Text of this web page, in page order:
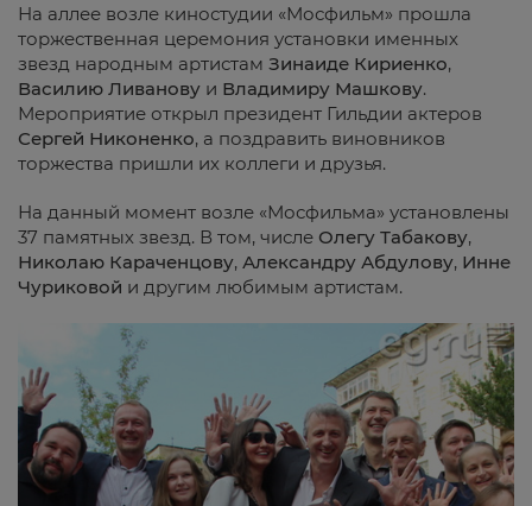
На аллее возле киностудии «Мосфильм» прошла
торжественная церемония установки именных
звезд народным артистам Зинаиде Кириенко,
Василию Ливанову и Владимиру Машкову.
Мероприятие открыл президент Гильдии актеров
Сергей Никоненко, а поздравить виновников
торжества пришли их коллеги и друзья.
На данный момент возле «Мосфильма» установлены
37 памятных звезд. В том, числе Олегу Табакову,
Николаю Караченцову, Александру Абдулову, Инне
Чуриковой и другим любимым артистам.